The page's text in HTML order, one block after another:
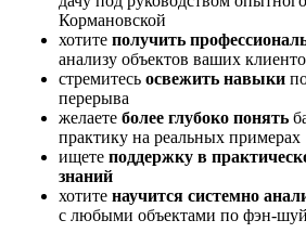
Кормановской
хотите получить
анализу объектов ваших
стремитесь освежить навыки
перерыва
желаете более глубоко понять
практику на реальных примерах
ищете поддержку в
знаний
хотите научится системно
с любыми объектами по фэн-шуй